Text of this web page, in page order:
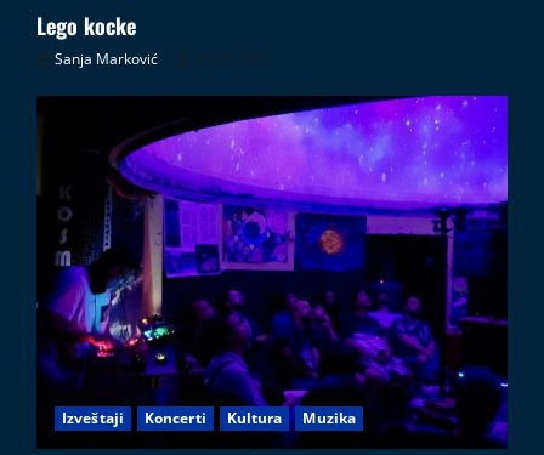
Lego kocke
Sanja Marković 02.08.2026
Izveštaji Koncerti Kultura Muzika